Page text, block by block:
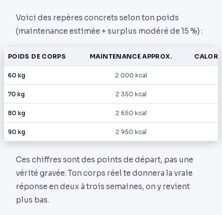
Voici des repères concrets selon ton poids
(maintenance estimée + surplus modéré de 15 %) :
POIDS DE CORPS MAINTENANCE APPROX.
60 kg 2 000 kcal
70 kg 2 350 kcal
80 kg 2 650 kcal
90 kg 2 950 kcal
Ces chiffres sont des points de départ, pas une
vérité gravée. Ton corps réel te donnera la vraie
réponse en deux à trois semaines, on y revient
plus bas.